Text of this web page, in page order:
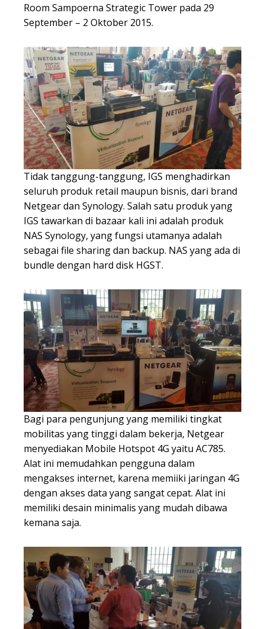
Room Sampoerna Strategic Tower pada 29
September – 2 Oktober 2015.
Tidak tanggung-tanggung, IGS menghadirkan
seluruh produk retail maupun bisnis, dari brand
Netgear dan Synology. Salah satu produk yang
IGS tawarkan di bazaar kali ini adalah produk
NAS Synology, yang fungsi utamanya adalah
sebagai file sharing dan backup. NAS yang ada di
bundle dengan hard disk HGST.
Bagi para pengunjung yang memiliki tingkat
mobilitas yang tinggi dalam bekerja, Netgear
menyediakan Mobile Hotspot 4G yaitu AC785.
Alat ini memudahkan pengguna dalam
mengakses internet, karena memiiki jaringan 4G
dengan akses data yang sangat cepat. Alat ini
memiliki desain minimalis yang mudah dibawa
kemana saja.